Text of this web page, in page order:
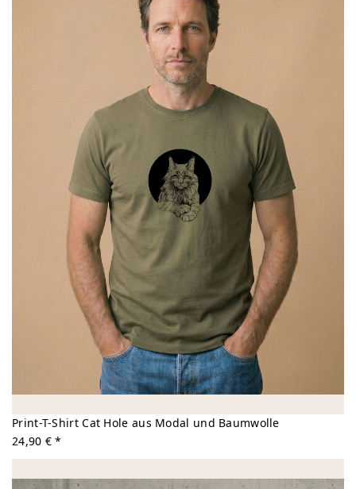
Print-T-Shirt Cat Hole aus Modal und Baumwolle
24,90 € *